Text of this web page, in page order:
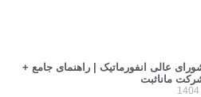
عالی انفورماتیک | راهنمای جامع +
مانا‌ثبت